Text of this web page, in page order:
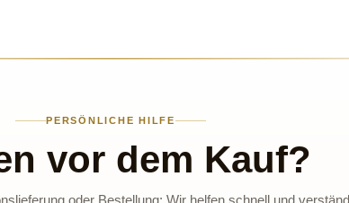
PERSÖNLICHE HILFE
vor dem Kauf?
oder Bestellung: Wir helfen schnell und